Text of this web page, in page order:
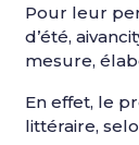
Pour leur
d’été,
mesure,
En effet, le
littéraire,